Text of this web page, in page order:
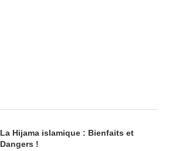
La Hijama islamique : Bienfaits et
Dangers !